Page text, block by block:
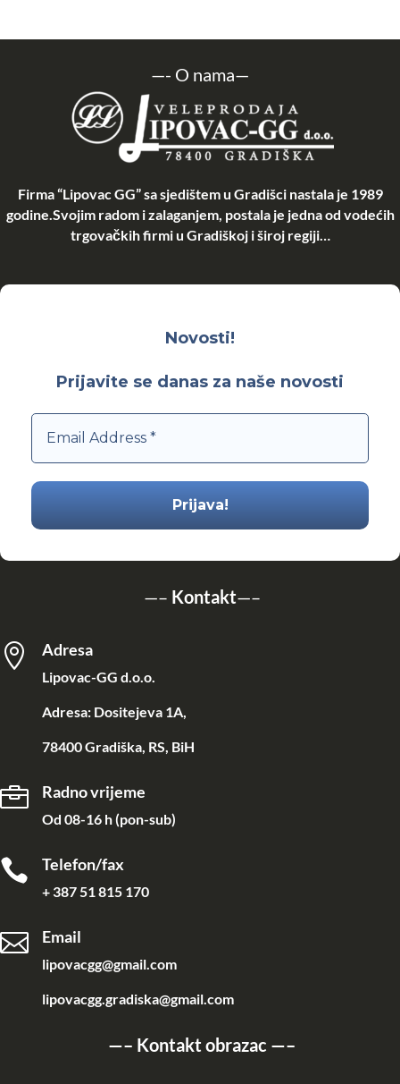
—- O nama—
Firma “Lipovac GG” sa sjedištem u Gradišci nastala je 1989
godine.Svojim radom i zalaganjem, postala je jedna od vodećih
trgovačkih firmi u Gradiškoj i široj regiji…
Novosti!
Prijavite se danas za naše novosti
—– Kontakt—–
 Adresa
Lipovac-GG d.o.o.
Adresa: Dositejeva 1A,
78400 Gradiška, RS, BiH
 Radno vrijeme
Od 08-16 h (pon-sub)
 Telefon/fax
+ 387 51 815 170
 Email
lipovacgg@gmail.com
lipovacgg.gradiska@gmail.com
—– Kontakt obrazac —–